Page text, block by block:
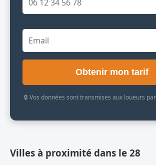
Obtenir mon tarif
🔒 Vos données sont transmises aux loueurs
Villes à proximité dans le 28